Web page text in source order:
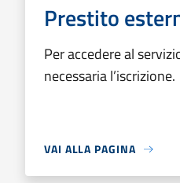
Prestito
Per accedere al
necessaria l’iscrizione.
VAI ALLA PAGINA